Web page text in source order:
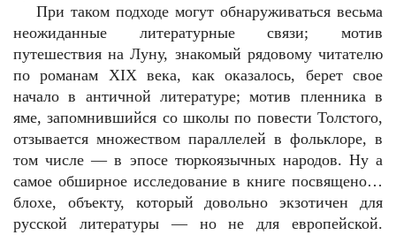
При таком подходе могут обнаруживаться весьма
неожиданные литературные связи; мотив
путешествия на Луну, знакомый рядовому читателю
по романам XIX века, как оказалось, берет свое
начало в античной литературе; мотив пленника в
яме, запомнившийся со школы по повести Толстого,
отзывается множеством параллелей в фольклоре, в
том числе — в эпосе тюркоязычных народов. Ну а
самое обширное исследование в книге посвящено…
блохе, объекту, который довольно экзотичен для
русской литературы — но не для европейской.